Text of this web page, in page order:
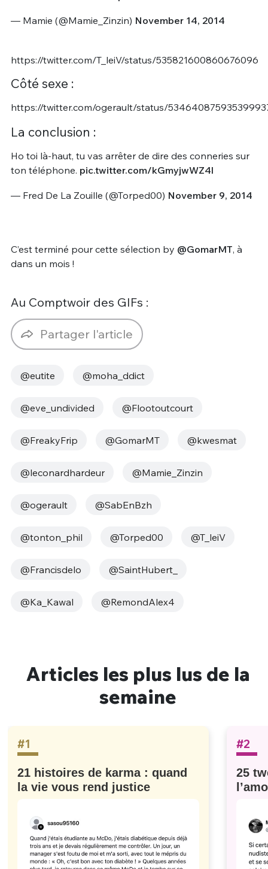
— Mamie (@Mamie_Zinzin) November 14, 2014
https://twitter.com/T_leiV/status/535821600860676096
Côté sexe :
https://twitter.com/ogerault/status/
La conclusion :
Ho toi là-haut, tu vas arrêter de dire des conneries sur
ton téléphone. pic.twitter.com/kGmyjwWZ4l
— Fred De La Zouille (@Torped00) November 9, 2014
C’est terminé pour cette sélection by @GomarMT, à
dans un mois !
Au Comptwoir des GIFs :
Partager l'article
@eutite @moha_ddict
@eve_undivided @Flootoutcourt
@FreakyFrip @GomarMT @kwesmat
@leconardhardeur @Mamie_Zinzin
@ogerault @SabEnBzh
@tonton_phil @Torped00 @T_leiV
@Francisdelo @SaintHubert_
@‏Ka_Kawal @RemondAlex4
Articles les plus lus de la
semaine
#1
21 histoires de karma : quand
la vie vous rend justice
#2
25